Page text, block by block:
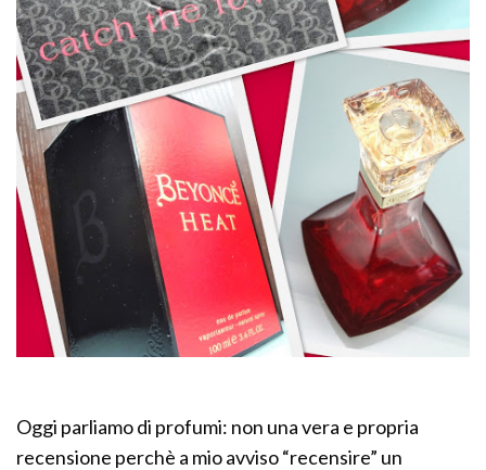
Oggi parliamo di profumi: non una vera e propria
recensione perchè a mio avviso “recensire” un